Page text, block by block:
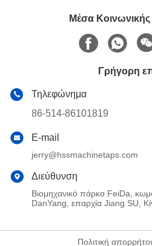
Μέσα
Γρήγορη
Τηλεφώνημα
86-514-86101819
E-mail
jerry@hssmachinetaps.com
Διεύθυνση
Βιομηχανικό πάρκο FeiDa,
DanYang, επαρχία Jiang SU,
Πολιτική